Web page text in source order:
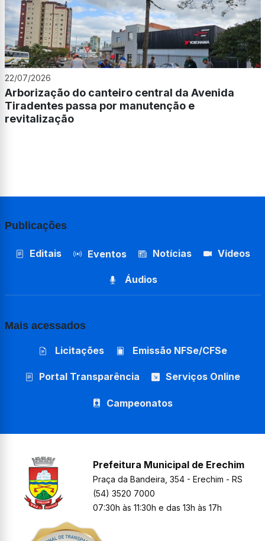
22/07/2026
Arborização do canteiro central da Avenida
Tiradentes passa por manutenção e
revitalização
Publicações
Editais Eventos Notícias Vídeos
Áudios
Mais acessados
Licitações Emissão NFSe/CFSe
Portal Transparência Serviços Online
Campeonatos
Prefeitura Municipal de Erechim
Praça da Bandeira, 354 - Erechim - RS
(54) 3520 7000
07:30h às 11:30h e das 13h às 17h